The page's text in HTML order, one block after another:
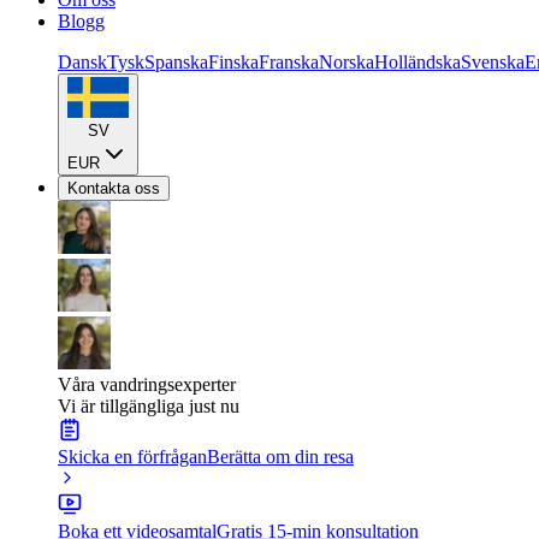
Blogg
DanskTyskSpanskaFinskaFranskaNorskaHolländskaSvenska
SV
EUR
Kontakta oss
Våra vandringsexperter
Vi är tillgängliga just nu
Skicka en förfråganBerätta om din resa
Boka ett videosamtalGratis 15-min konsultation